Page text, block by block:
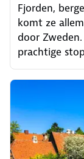
Fjorden,
komt ze
door
prachtige